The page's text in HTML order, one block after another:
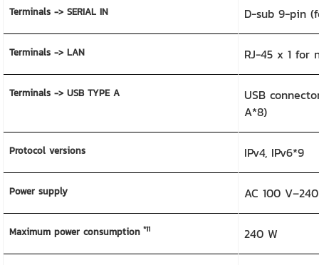
Terminals -> SERIAL IN D-sub 9-pin
Terminals -> LAN RJ-45 x 1 for
Terminals -> USB TYPE A
USB
A*8)
Protocol versions IPv4, IPv6*9
Power supply AC 100
Maximum power consumption *11 240 W